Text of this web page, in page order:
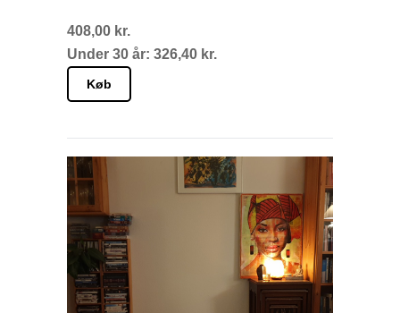
Det hele foregår live via Teams hjemme
fra din yndlingskrog. Og det er nemmere
end det lyder. Du får efter din betaling en
Jeg glæder mig til vi ses
408,00 kr.
Under 30 år: 326,40 kr.
Køb